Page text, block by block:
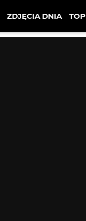
ZDJĘCIA DNIA TOP